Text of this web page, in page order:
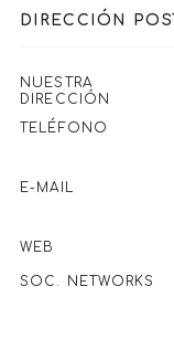
DIRECCIÓN
NUESTRA
DIRECCIÓN
TELÉFONO
E-MAIL
WEB
SOC. NETWORKS